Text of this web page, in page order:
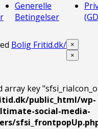
Generelle
Betingelser
Bolig Fritid.dk/ ×
×
array key
public_html/wp-
social-media-